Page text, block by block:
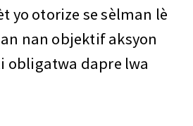
yo otorize se sèlman lè
nan objektif aksyon
obligatwa dapre lwa